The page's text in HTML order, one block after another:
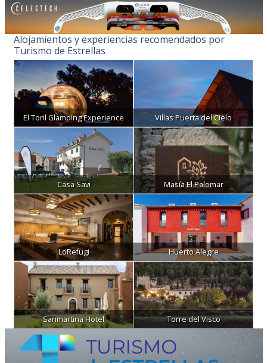
Alojamientos y experiencias recomendados por
Turismo de Estrellas
El Toril Glamping Experience Villas Puerta del Cielo
Casa Savi Masía El Palomar
LoRefugi Huerto Alegre
Sanmartina Hotel Torre del Visco